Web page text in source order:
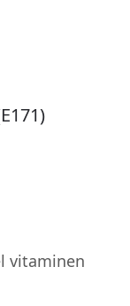
vitaminen